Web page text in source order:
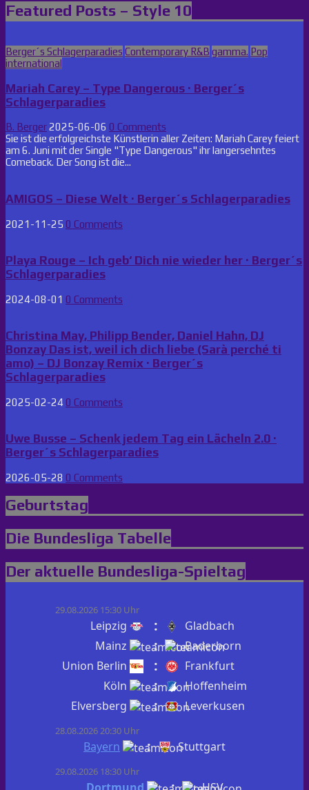
Featured Posts – Style 10
Posted
in
Berger´s Schlagerparadies Contemporary R&B gamma. Pop
international
Mariah Carey – Type Dangerous · Berger´s
Schlagerparadies
B. Berger2025-06-06 0 Comments
Sie ist die erfolgreichste Künstlerin aller Zeiten: Mariah Carey feiert
am 6. Juni mit der Single "Type Dangerous" ihr langersehntes
Comeback. Der Song ist die...
AMIGOS – Diese Welt · Berger´s Schlagerparadies
2021-11-25 0 Comments
Playa Rouge – Ich geb‘ Dich nie wieder her · Berger´s
Schlagerparadies
2024-08-01 0 Comments
Christina May, Philipp Bender, Daniel Hahn, DJ
Bonzay Das ist, weil ich dich liebe (Sarà perché ti
amo) – DJ Bonzay Remix · Berger´s
Schlagerparadies
2025-02-24 0 Comments
Uwe Busse – Schenk jedem Tag ein Lächeln 2.0 ·
Berger´s Schlagerparadies
2026-05-28 0 Comments
Geburtstag
Die Bundesliga Tabelle
Der aktuelle Bundesliga-Spieltag
29.08.2026 15:30 Uhr
Leipzig :
Gladbach
Mainz
:
Paderborn
Union Berlin
:
Frankfurt
Köln
:
Hoffenheim
Elversberg
: Leverkusen
28.08.2026 20:30 Uhr
Bayern : Stuttgart
29.08.2026 18:30 Uhr
Dortmund HSV